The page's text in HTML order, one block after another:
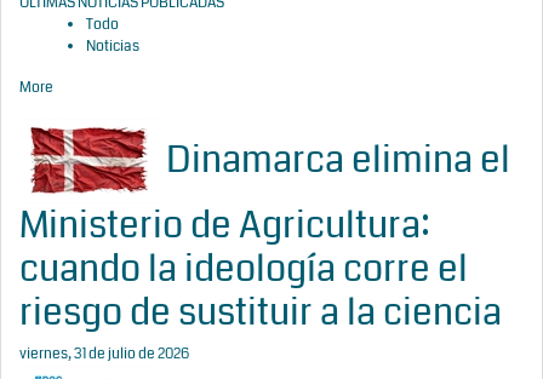
Todo
Noticias
More
Dinamarca elimina el
Ministerio de Agricultura:
cuando la ideología corre el
riesgo de sustituir a la ciencia
viernes, 31 de julio de 2026